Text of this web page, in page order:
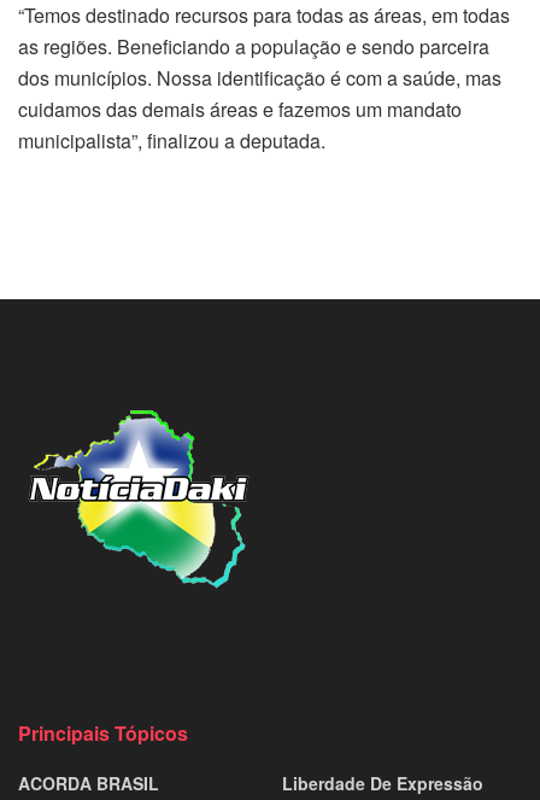
“Temos destinado recursos para todas as áreas, em todas
as regiões. Beneficiando a população e sendo parceira
dos municípios. Nossa identificação é com a saúde, mas
cuidamos das demais áreas e fazemos um mandato
municipalista”, finalizou a deputada.
Principais Tópicos
ACORDA BRASIL
Liberdade De Expressão